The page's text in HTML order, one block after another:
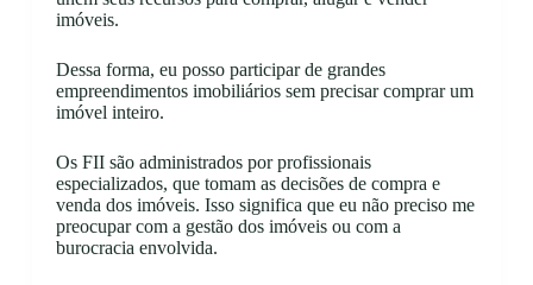
imóveis.
Dessa forma, eu posso participar de grandes
empreendimentos imobiliários sem precisar comprar um
imóvel inteiro.
Os FII são administrados por profissionais
especializados, que tomam as decisões de compra e
venda dos imóveis. Isso significa que eu não preciso me
preocupar com a gestão dos imóveis ou com a
burocracia envolvida.